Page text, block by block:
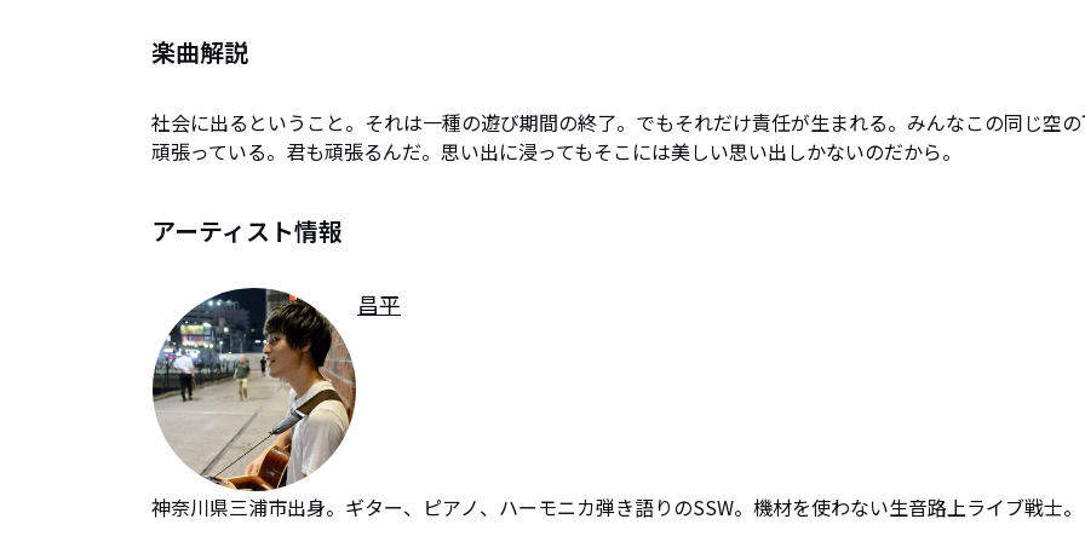
楽曲解説
社会に出るということ。それは一種の遊び期間の終了。でもそれだけ責任が生まれる。みんなこの同じ空
頑張っている。君も頑張るんだ。思い出に浸ってもそこには美しい思い出しかないのだから。
アーティスト情報
昌平
神奈川県三浦市出身。ギター、ピアノ、ハーモニカ弾き語りのSSW。機材を使わない生音路上ライブ戦士。